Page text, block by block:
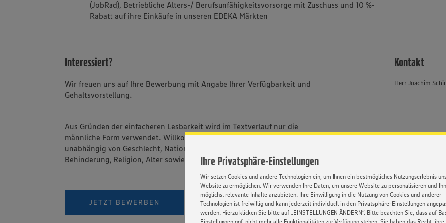
Ihre Privatsphäre-Einstellungen
Wir setzen Cookies und andere Technologien ein, um Ihnen ein bestmögliches Nutzungserlebnis
Website zu ermöglichen. Wir verwenden Ihre Daten, um unsere Website zu personalisieren und
möglichst relevante Inhalte anzubieten. Ihre Einwilligung in die Nutzung von Cookies und anderer
Technologien ist freiwillig und kann jederzeit individuell in den Privatsphäre-Einstellungen
werden. Hierzu klicken Sie bitte auf „EINSTELLUNGEN ÄNDERN”. Bitte beachten Sie, dass auf
Einstellungen ggf. nicht mehr alle Funktionalitäten zur Verfügung stehen. Sie haben das Recht, ihre
(JobRad), Betriebliche Alters-/ Berufsunfähigkeitsvorsorge mit Zuschuss und 10 %-
Rabatt auf ihre Einkäufe in unseren EDEKA Märkten
Interessiert?
Wir freuen uns auf Ihre Bewerbung mit Angabe Ihrer Verfügbarkeit und
Gehaltsvorstellung.
Aus Gründen der einfacheren Lesbarkeit wird im Textverlauf nur die
männliche Form verwendet. Willkommen sind bei uns alle Menschen -
unabhängig von Geschlecht, Nationalität, ethnischer und sozialer Herkunft,
Behinderung, Religion, Alter sowie sexueller Orientierung und Identität.
JETZT BEWERBEN PER WHATSAPP
Kontakt
Herr Joachim